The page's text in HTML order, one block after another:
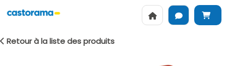
Retour à la liste des produits